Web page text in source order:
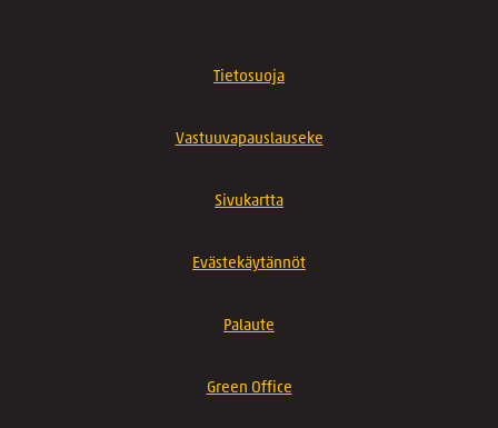
Tietosuoja
Vastuuvapauslauseke
Sivukartta
Evästekäytännöt
Palaute
Green Office